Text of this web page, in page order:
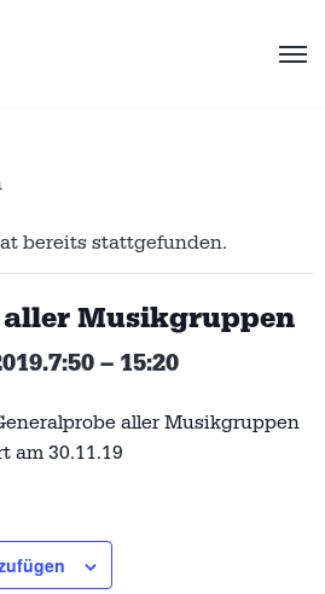
bereits stattgefunden.
Musikgruppen
– 15:20
aller Musikgruppen
am 30.11.19